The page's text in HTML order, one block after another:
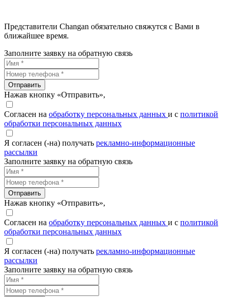
Представители Changan обязательно свяжутся с Вами в
ближайшее время.
Заполните заявку на обратную связь
Отправить
Нажав кнопку «Отправить»,
Согласен на обработку персональных данных и с политикой
обработки персональных данных
Я согласен (-на) получать рекламно-информационные
рассылки
Заполните заявку на обратную связь
Отправить
Нажав кнопку «Отправить»,
Согласен на обработку персональных данных и с политикой
обработки персональных данных
Я согласен (-на) получать рекламно-информационные
рассылки
Заполните заявку на обратную связь